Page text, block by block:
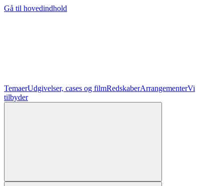
Gå til hovedindhold
TemaerUdgivelser, cases og filmRedskaberArrangementerVi
tilbyder